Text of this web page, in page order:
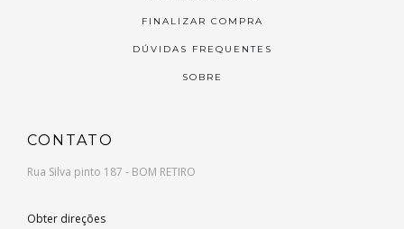
FINALIZAR COMPRA
DÚVIDAS FREQUENTES
SOBRE
CONTATO
Rua Silva pinto 187 - BOM RETIRO
Obter direções